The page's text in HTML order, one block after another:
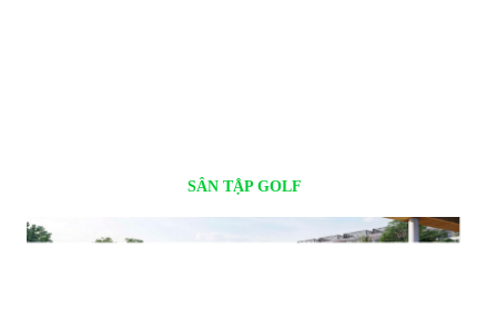
SÂN TẬP GOLF